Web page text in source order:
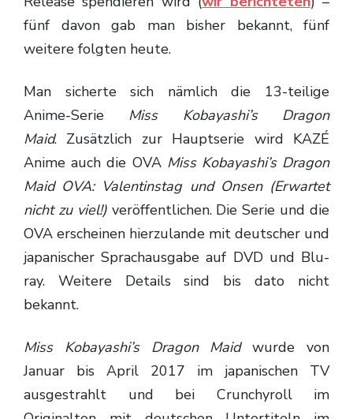
fünf davon gab man bisher bekannt, fünf
weitere folgten heute.
Man sicherte sich nämlich die 13-teilige
Anime-Serie Miss Kobayashi’s Dragon
Maid. Zusätzlich zur Hauptserie wird KAZÉ
Anime auch die OVA Miss Kobayashi’s Dragon
Maid OVA: Valentinstag und Onsen (Erwartet
nicht zu viel!)veröffentlichen. Die Serie und die
OVA erscheinen hierzulande mit deutscher und
japanischer Sprachausgabe auf DVD und Blu-
ray. Weitere Details sind bis dato nicht
bekannt.
Miss Kobayashi’s Dragon Maidwurde von
Januar bis April 2017 im japanischen TV
ausgestrahlt und bei Crunchyroll im